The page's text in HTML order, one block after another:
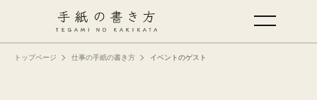
トップページ 仕事の手紙の書き方 イベントのゲスト
手紙の基本